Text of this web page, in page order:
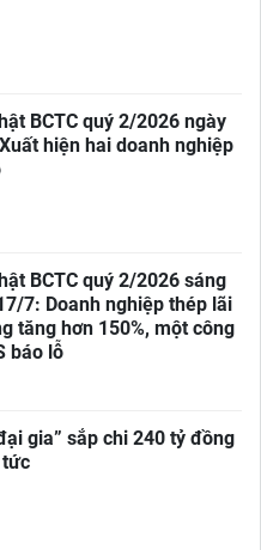
BCTC quý 2/2026 ngày
hiện hai doanh nghiệp
BCTC quý 2/2026 sáng
7: Doanh nghiệp thép lãi
tăng hơn 150%, một công
báo lỗ
gia” sắp chi 240 tỷ đồng